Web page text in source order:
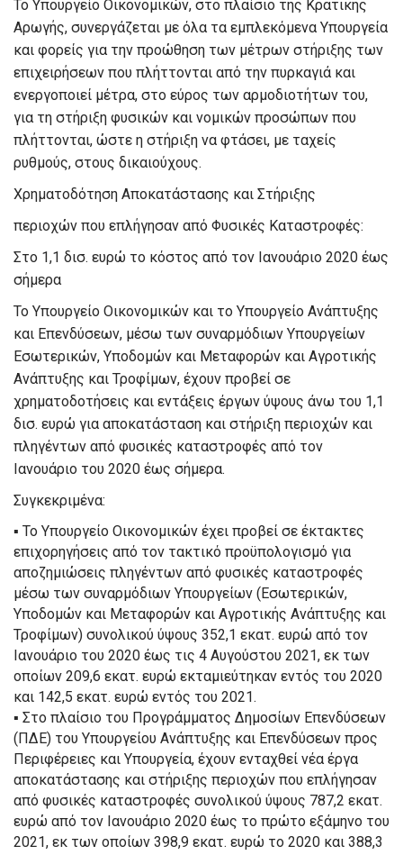
Το Υπουργείο Οικονομικών, στο πλαίσιο της Κρατικής
Αρωγής, συνεργάζεται με όλα τα εμπλεκόμενα Υπουργεία
και φορείς για την προώθηση των μέτρων στήριξης των
επιχειρήσεων που πλήττονται από την πυρκαγιά και
ενεργοποιεί μέτρα, στο εύρος των αρμοδιοτήτων του,
για τη στήριξη φυσικών και νομικών προσώπων που
πλήττονται, ώστε η στήριξη να φτάσει, με ταχείς
ρυθμούς, στους δικαιούχους.
Χρηματοδότηση Αποκατάστασης και Στήριξης
περιοχών που επλήγησαν από Φυσικές Καταστροφές:
Στο 1,1 δισ. ευρώ το κόστος από τον Ιανουάριο 2020 έως
σήμερα
Το Υπουργείο Οικονομικών και το Υπουργείο Ανάπτυξης
και Επενδύσεων, μέσω των συναρμόδιων Υπουργείων
Εσωτερικών, Υποδομών και Μεταφορών και Αγροτικής
Ανάπτυξης και Τροφίμων, έχουν προβεί σε
χρηματοδοτήσεις και εντάξεις έργων ύψους άνω του 1,1
δισ. ευρώ για αποκατάσταση και στήριξη περιοχών και
πληγέντων από φυσικές καταστροφές από τον
Ιανουάριο του 2020 έως σήμερα.
Συγκεκριμένα:
▪ Το Υπουργείο Οικονομικών έχει προβεί σε έκτακτες
επιχορηγήσεις από τον τακτικό προϋπολογισμό για
αποζημιώσεις πληγέντων από φυσικές καταστροφές
μέσω των συναρμόδιων Υπουργείων (Εσωτερικών,
Υποδομών και Μεταφορών και Αγροτικής Ανάπτυξης και
Τροφίμων) συνολικού ύψους 352,1 εκατ. ευρώ από τον
Ιανουάριο του 2020 έως τις 4 Αυγούστου 2021, εκ των
οποίων 209,6 εκατ. ευρώ εκταμιεύτηκαν εντός του 2020
και 142,5 εκατ. ευρώ εντός του 2021.
▪ Στο πλαίσιο του Προγράμματος Δημοσίων Επενδύσεων
(ΠΔΕ) του Υπουργείου Ανάπτυξης και Επενδύσεων προς
Περιφέρειες και Υπουργεία, έχουν ενταχθεί νέα έργα
αποκατάστασης και στήριξης περιοχών που επλήγησαν
από φυσικές καταστροφές συνολικού ύψους 787,2 εκατ.
ευρώ από τον Ιανουάριο 2020 έως το πρώτο εξάμηνο του
2021, εκ των οποίων 398,9 εκατ. ευρώ το 2020 και 388,3